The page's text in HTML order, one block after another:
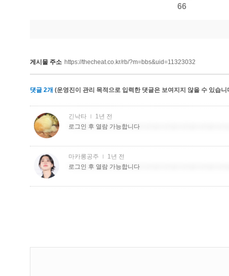
66
게시물 주소 https://thecheat.co.kr/rb/?m=bbs&uid=11323032
댓글 2개 (운영진이 관리 목적으로 입력한 댓글은 보여지지 않을 수 있습니